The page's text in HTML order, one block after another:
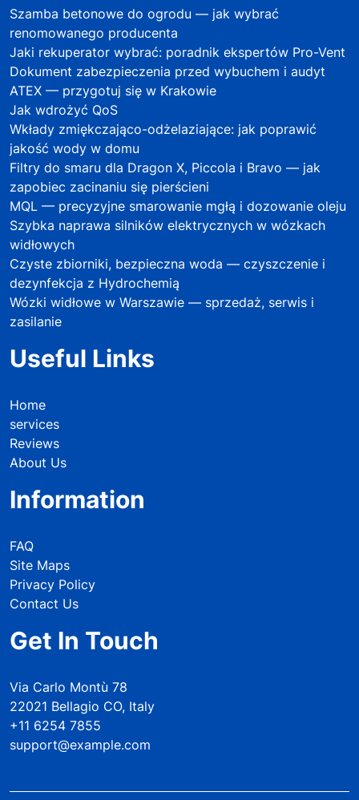
Szamba betonowe do ogrodu — jak wybrać
renomowanego producenta
Jaki rekuperator wybrać: poradnik ekspertów Pro-Vent
Dokument zabezpieczenia przed wybuchem i audyt
ATEX — przygotuj się w Krakowie
Jak wdrożyć QoS
Wkłady zmiękczająco-odżelaziające: jak poprawić
jakość wody w domu
Filtry do smaru dla Dragon X, Piccola i Bravo — jak
zapobiec zacinaniu się pierścieni
MQL — precyzyjne smarowanie mgłą i dozowanie oleju
Szybka naprawa silników elektrycznych w wózkach
widłowych
Czyste zbiorniki, bezpieczna woda — czyszczenie i
dezynfekcja z Hydrochemią
Wózki widłowe w Warszawie — sprzedaż, serwis i
zasilanie
Useful Links
Home
services
Reviews
About Us
Information
FAQ
Site Maps
Privacy Policy
Contact Us
Get In Touch
Via Carlo Montù 78
22021 Bellagio CO, Italy
+11 6254 7855
support@example.com